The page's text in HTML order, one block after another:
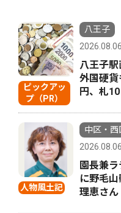
ピックアッ
プ（PR）
八王子
2026.08.06
八王子
外国硬
円、札
人物風土記
中区・
2026.08.06
園長兼
に野毛
理恵さ